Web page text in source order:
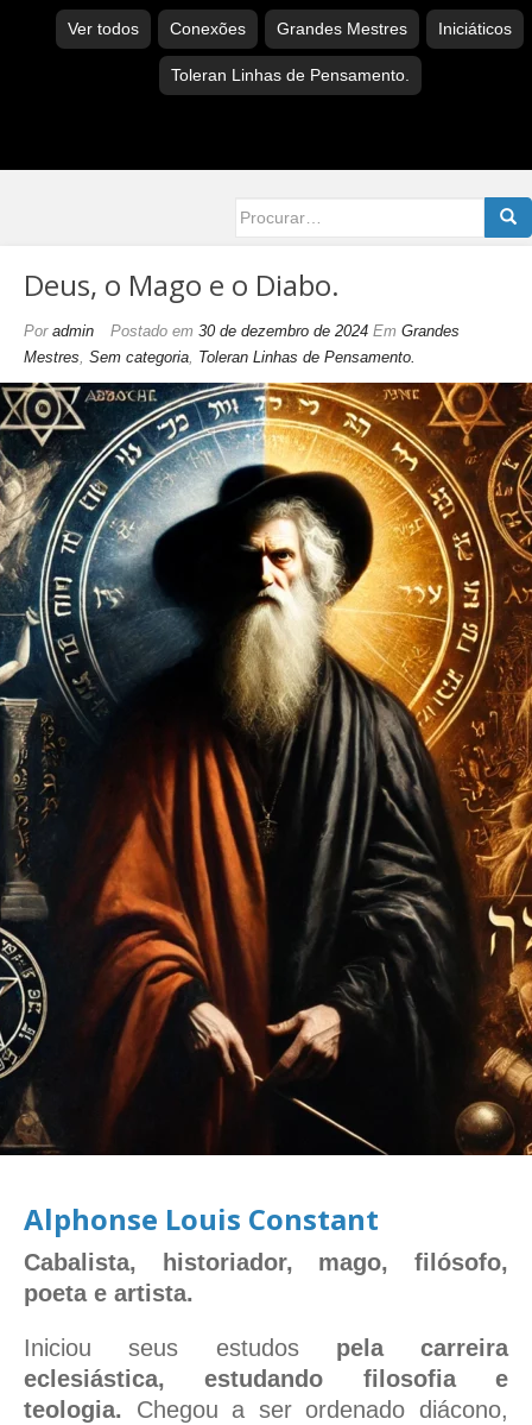
Ver todos Conexões Grandes Mestres Iniciáticos
Toleran Linhas de Pensamento.
for:
Deus, o Mago e o Diabo.
Por admin Postado em 30 de dezembro de 2024 Em Grandes
Mestres, Sem categoria, Toleran Linhas de Pensamento.
Alphonse Louis Constant
Cabalista, historiador, mago, filósofo,
poeta e artista.
Iniciou seus estudos pela carreira
eclesiástica, estudando filosofia e
teologia. Chegou a ser ordenado diácono,